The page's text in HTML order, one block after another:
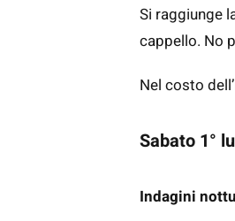
Si raggiunge
cappello. No
Nel costo
Sabato 1°
Indagini